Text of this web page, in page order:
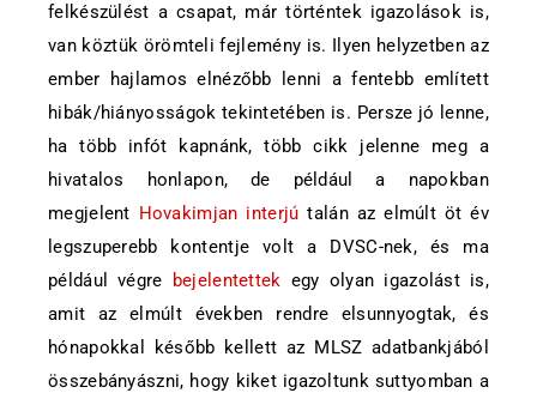
felkészülést a csapat, már történtek igazolások is,
van köztük örömteli fejlemény is. Ilyen helyzetben az
ember hajlamos elnézőbb lenni a fentebb említett
hibák/hiányosságok tekintetében is. Persze jó lenne,
ha több infót kapnánk, több cikk jelenne meg a
hivatalos honlapon, de például a napokban
megjelent Hovakimjan interjú talán az elmúlt öt év
legszuperebb kontentje volt a DVSC-nek, és ma
például végre
bejelentettek egy olyan igazolást is,
amit az elmúlt években rendre elsunnyogtak, és
hónapokkal később kellett az MLSZ adatbankjából
összebányászni, hogy kiket igazoltunk suttyomban a